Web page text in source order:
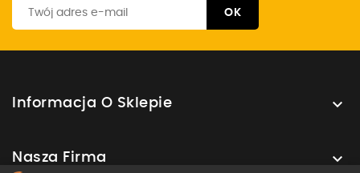
Informacja O Sklepie 
Nasza Firma 